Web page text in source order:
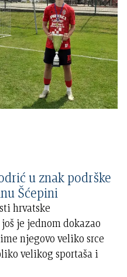
u znak podrške
Šćepini
hrvatske
je jednom dokazao
njegovo veliko srce
velikog sportaša i